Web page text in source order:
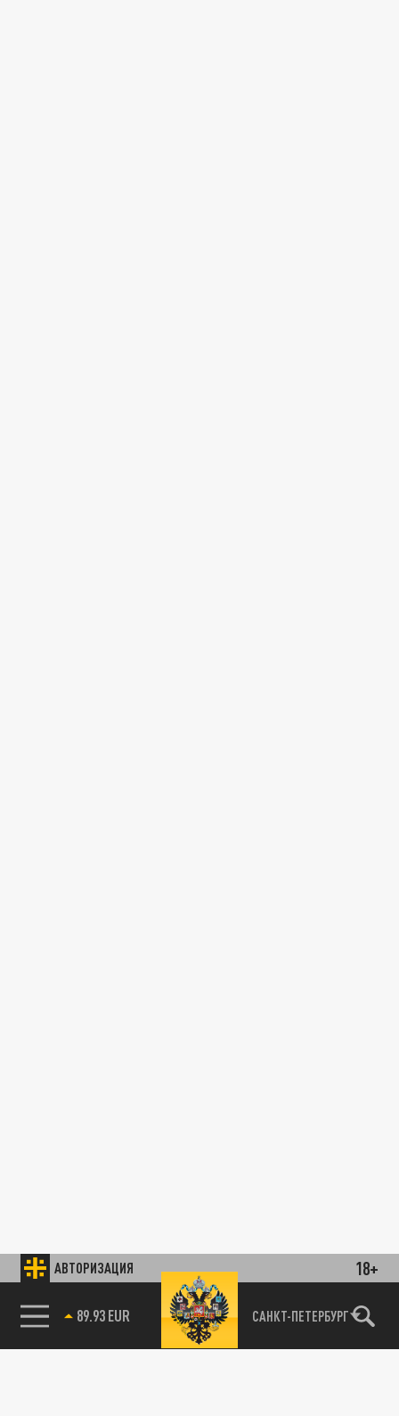
АВТОРИЗАЦИЯ 18+
85.64 BRENT САНКТ-ПЕТЕРБУРГ
В Кронштадте полностью сгорел лазурный
автобус
06 НОЯБРЯ 16:01
В Кронштадте за несколько минут